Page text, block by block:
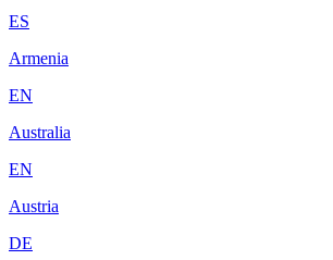
ES
Armenia
EN
Australia
EN
Austria
DE